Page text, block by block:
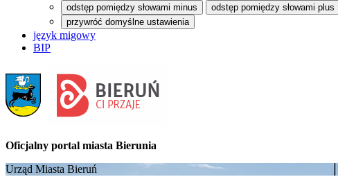
odstęp pomiędzy słowami minus
odstęp pomiędzy słowami plus
przywróć domyślne ustawienia
język migowy
BIP
Oficjalny portal miasta Bierunia
Urząd Miasta Bieruń